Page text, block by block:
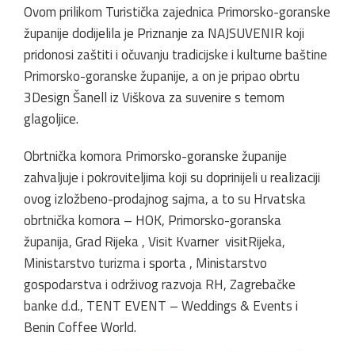
Ovom prilikom Turistička zajednica Primorsko-goranske
županije dodijelila je Priznanje za NAJSUVENIR koji
pridonosi zaštiti i očuvanju tradicijske i kulturne baštine
Primorsko-goranske županije, a on je pripao obrtu
3Design Šanell iz Viškova za suvenire s temom
glagoljice.
Obrtnička komora Primorsko-goranske županije
zahvaljuje i pokroviteljima koji su doprinijeli u realizaciji
ovog izložbeno-prodajnog sajma, a to su Hrvatska
obrtnička komora – HOK, Primorsko-goranska
županija, Grad Rijeka , Visit Kvarner visitRijeka,
Ministarstvo turizma i sporta , Ministarstvo
gospodarstva i održivog razvoja RH, Zagrebačke
banke d.d., TENT EVENT – Weddings & Events i
Benin Coffee World.